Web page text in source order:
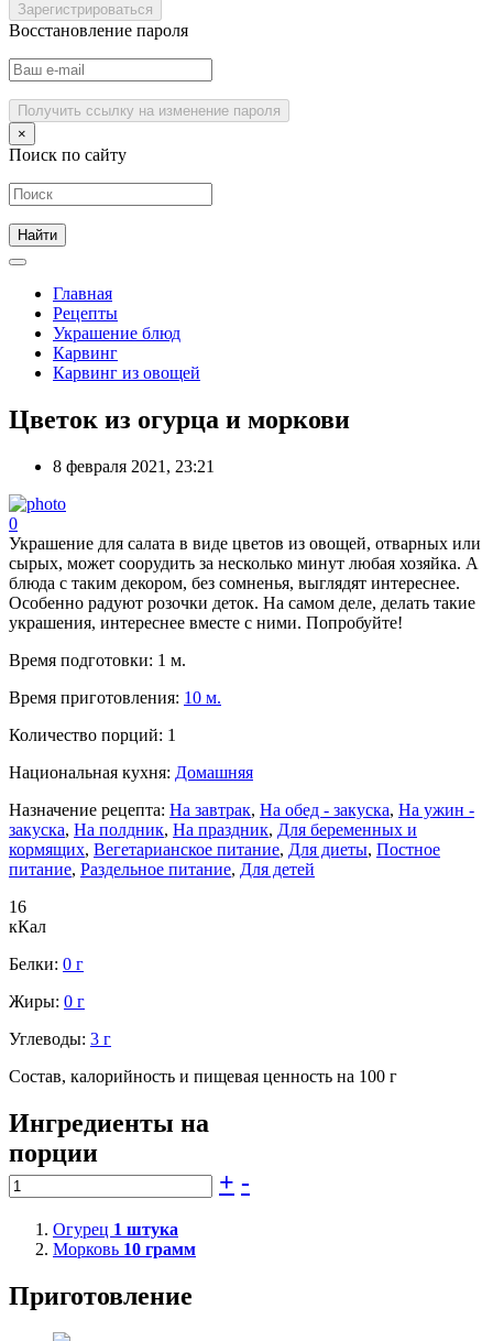
Зарегистрироваться
Восстановление пароля
Получить ссылку на изменение пароля
×
Поиск по сайту
Главная
Рецепты
Украшение блюд
Карвинг
Карвинг из овощей
Цветок из огурца и моркови
8 февраля 2021, 23:21
0
Украшение для салата в виде цветов из овощей, отварных или
сырых, может соорудить за несколько минут любая хозяйка. А
блюда с таким декором, без сомненья, выглядят интереснее.
Особенно радуют розочки деток. На самом деле, делать такие
украшения, интереснее вместе с ними. Попробуйте!
Время подготовки: 1 м.
Время приготовления: 10 м.
Количество порций: 1
Национальная кухня: Домашняя
Назначение рецепта: На завтрак, На обед - закуска, На ужин -
закуска, На полдник, На праздник, Для беременных и
кормящих, Вегетарианское питание, Для диеты, Постное
питание, Раздельное питание, Для детей
16
кКал
Белки: 0 г
Жиры: 0 г
Углеводы: 3 г
Состав, калорийность и пищевая ценность на 100 г
Ингредиенты на
порции
+ -
Огурец 1 штука
Морковь 10 грамм
Приготовление